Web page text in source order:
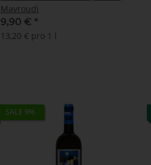
Mavroudi
9,90 € *
13,20 € pro 1 l
SALE 9%